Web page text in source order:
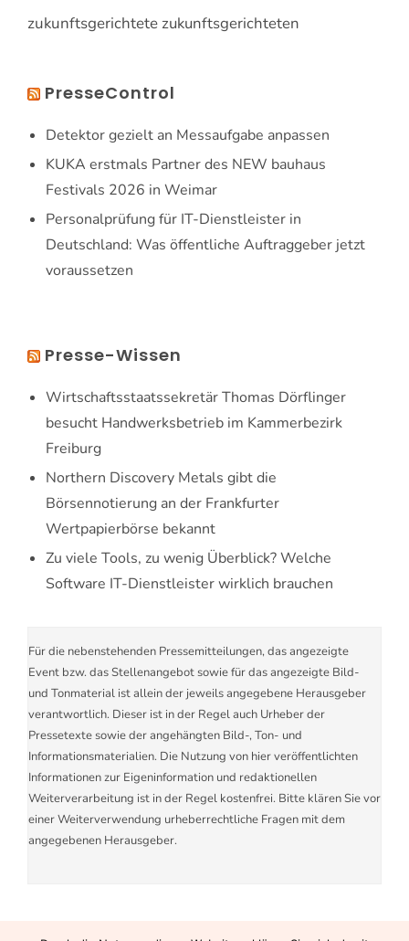
zukunftsgerichtete zukunftsgerichteten
PresseControl
Detektor gezielt an Messaufgabe anpassen
KUKA erstmals Partner des NEW bauhaus
Festivals 2026 in Weimar
Personalprüfung für IT-Dienstleister in
Deutschland: Was öffentliche Auftraggeber jetzt
voraussetzen
Presse-Wissen
Wirtschaftsstaatssekretär Thomas Dörflinger
besucht Handwerksbetrieb im Kammerbezirk
Freiburg
Northern Discovery Metals gibt die
Börsennotierung an der Frankfurter
Wertpapierbörse bekannt
Zu viele Tools, zu wenig Überblick? Welche
Software IT-Dienstleister wirklich brauchen
Für die nebenstehenden Pressemitteilungen, das angezeigte
Event bzw. das Stellenangebot sowie für das angezeigte Bild-
und Tonmaterial ist allein der jeweils angegebene Herausgeber
verantwortlich. Dieser ist in der Regel auch Urheber der
Pressetexte sowie der angehängten Bild-, Ton- und
Informationsmaterialien. Die Nutzung von hier veröffentlichten
Informationen zur Eigeninformation und redaktionellen
Weiterverarbeitung ist in der Regel kostenfrei. Bitte klären Sie vor
einer Weiterverwendung urheberrechtliche Fragen mit dem
angegebenen Herausgeber.